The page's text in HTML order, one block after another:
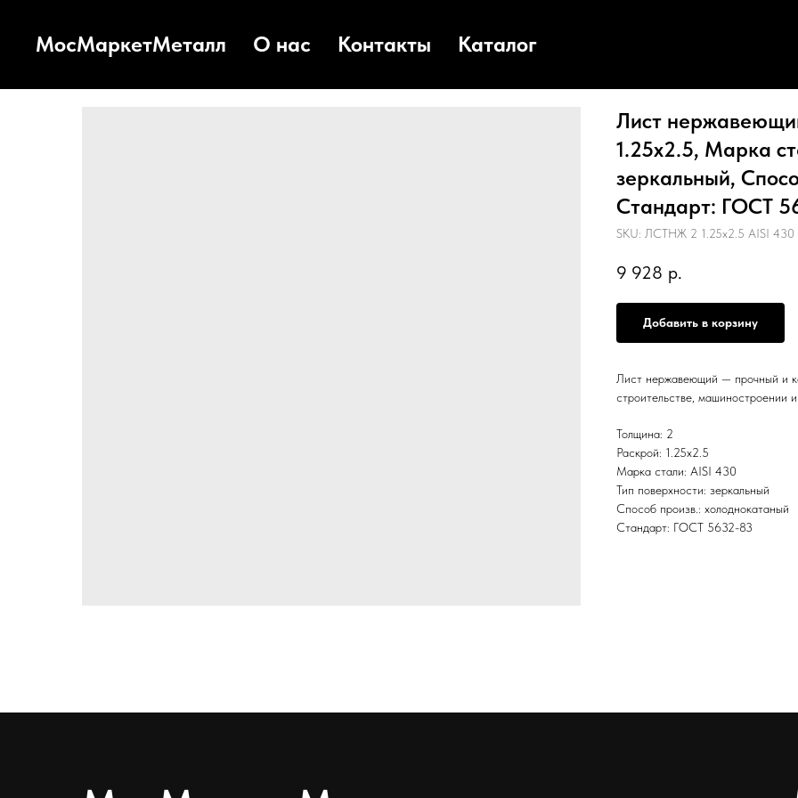
МосМаркетМеталл О нас Контакты Каталог
Лист
1.25х2.5, Марка
зеркальный,
Стандарт: ГОСТ
SKU: ЛСТНЖ 2 1.25х2.5 AISI 430
9 928 р.
Добавить в корзину
Лист нержавеющий — прочный и
строительстве, машиностроении
Толщина: 2
Раскрой: 1.25х2.5
Марка стали: AISI 430
Тип поверхности: зеркальный
Способ произв.: холоднокатаный
Стандарт: ГОСТ 5632-83